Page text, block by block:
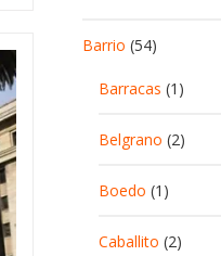
Barrio (54)
Barracas (1)
Belgrano (2)
Boedo (1)
Caballito (2)